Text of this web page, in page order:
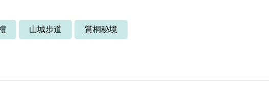
山城步道 賞桐秘境